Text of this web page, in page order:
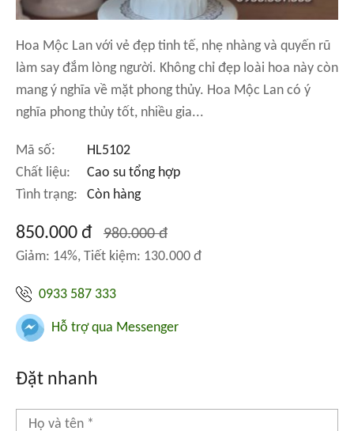
Hoa Mộc Lan với vẻ đẹp tinh tế, nhẹ nhàng và quyến rũ
làm say đắm lòng người. Không chỉ đẹp loài hoa này còn
mang ý nghĩa về mặt phong thủy. Hoa Mộc Lan có ý
nghĩa phong thủy tốt, nhiều gia...
Mã số:
HL5102
Chất liệu:
Cao su tổng hợp
Tình trạng:
Còn hàng
850.000 đ 980.000 đ
Giảm: 14%, Tiết kiệm: 130.000 đ
0933 587 333
Hỗ trợ qua Messenger
Đặt nhanh